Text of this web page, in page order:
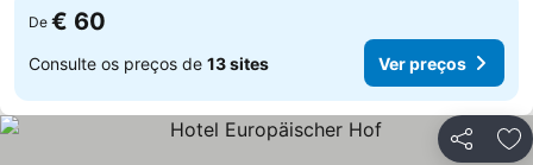
De € 60
Consulte os preços de 13 sites Ver preços
Partilhar